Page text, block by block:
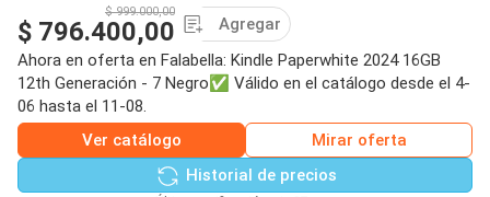
$ 999.000,00
$ 796.400,00
Agregar
Ahora en oferta en Falabella: Kindle Paperwhite 2024 16GB
12th Generación - 7 Negro✅ Válido en el catálogo desde el 4-
06 hasta el 11-08.
Ver catálogo
Mirar oferta
Historial de precios